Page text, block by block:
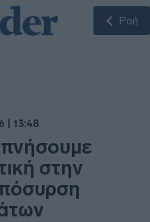
Ροή
| 13:48
στην